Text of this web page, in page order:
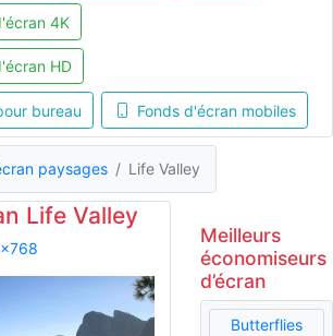
4K
HD
bureau Fonds d'écran mobiles
paysages Life Valley
Life Valley
Meilleurs
économiseurs
d’écran
Butterflies